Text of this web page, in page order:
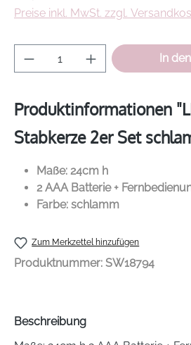
Preise inkl. MwSt. zzgl.
Produkt Anzahl: GibIn
Produktinformationen
Stabkerze 2er Set
Maße: 24cm h
2 AAA Batterie +
Farbe: schlamm
Zum Merkzettel hinzufügen
Produktnummer: SW18794
Beschreibung